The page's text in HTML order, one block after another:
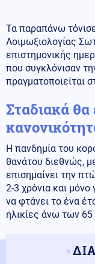
Τα παραπάνω
Λοιμωξιολογίας
επιστημονικής
που συγκλόνισαν
πραγματοποιείται
Σταδιακά
Η πανδημία του
θανάτου διεθνώς,
επισημαίνει την
2-3 χρόνια και
να φτάνει το ένα
ηλικίες άνω των